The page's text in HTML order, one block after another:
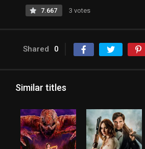
7.667 3 votes
Shared 0
Similar titles